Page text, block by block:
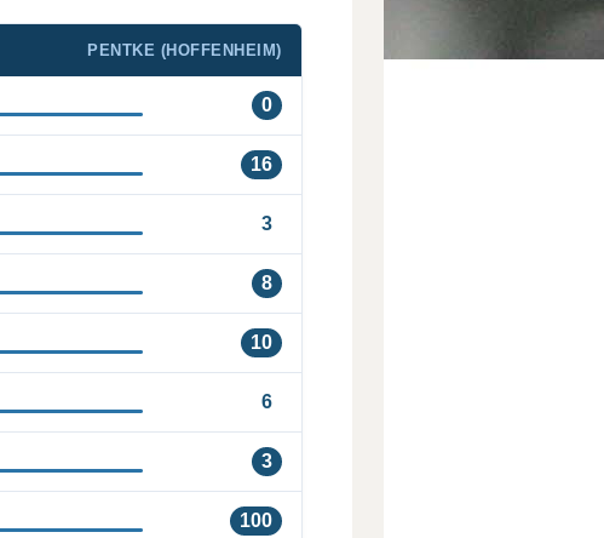
PENTKE (HOFFENHEIM)
0
16
3
8
10
6
3
100